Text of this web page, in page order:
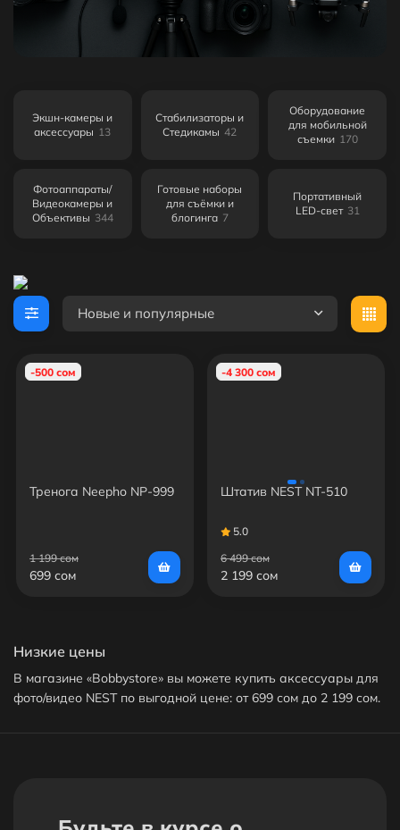
Экшн-камеры и
аксессуары 13
Cтабилизаторы и
Cтедикамы 42
Оборудование
для мобильной
съемки 170
Фотоаппараты/
Видеокамеры и
Объективы 344
Готовые наборы
для съёмки и
блогинга 7
Портативный
LED-свет 31
Новые и популярные
-500 сом
Тренога Neepho NP-999
1 199 сом
699 сом
-4 300 сом
Штатив NEST NT-510
5.0
6 499 сом
2 199 сом
Низкие цены
В магазине «Bobbystore» вы можете купить аксессуары для
фото/видео NEST по выгодной цене: от 699 сом до 2 199 сом.